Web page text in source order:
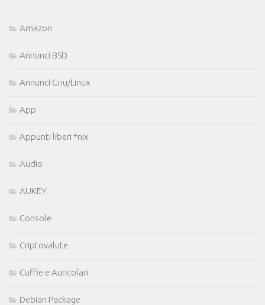
Amazon
Annunci BSD
Annunci Gnu/Linux
App
Appunti liberi *nix
Audio
AUKEY
Console
Criptovalute
Cuffie e Auricolari
Debian Package